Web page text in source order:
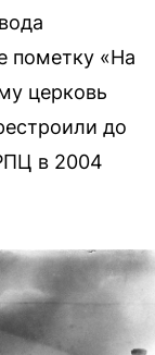
пометку «На
церковь
до
в 2004